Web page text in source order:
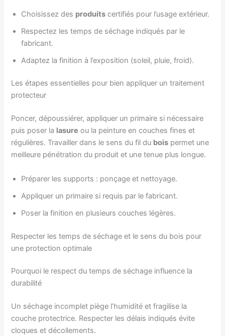
Choisissez des produits certifiés pour l’usage extérieur.
Respectez les temps de séchage indiqués par le
fabricant.
Adaptez la finition à l’exposition (soleil, pluie, froid).
Les étapes essentielles pour bien appliquer un traitement
protecteur
Poncer, dépoussiérer, appliquer un primaire si nécessaire
puis poser la lasure ou la peinture en couches fines et
régulières. Travailler dans le sens du fil du bois permet une
meilleure pénétration du produit et une tenue plus longue.
Préparer les supports : ponçage et nettoyage.
Appliquer un primaire si requis par le fabricant.
Poser la finition en plusieurs couches légères.
Respecter les temps de séchage et le sens du bois pour
une protection optimale
Pourquoi le respect du temps de séchage influence la
durabilité
Un séchage incomplet piège l’humidité et fragilise la
couche protectrice. Respecter les délais indiqués évite
cloques et décollements.